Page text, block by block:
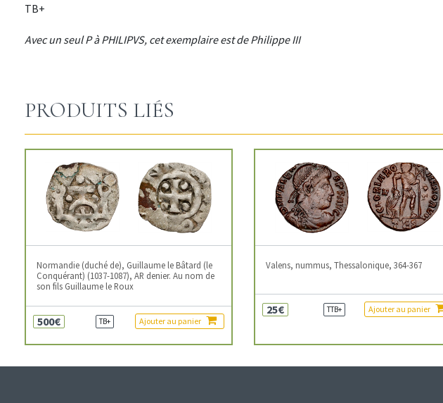
TB+
Avec un seul P à PHILIPVS, cet exemplaire est de Philippe III
PRODUITS LIÉS
Normandie (duché de), Guillaume le Bâtard (le
Conquérant) (1037-1087), AR denier. Au nom de
son fils Guillaume le Roux
500€ TB+ Ajouter au panier
Valens, nummus, Thessalonique, 364-367
25€ TTB+ Ajouter au panier